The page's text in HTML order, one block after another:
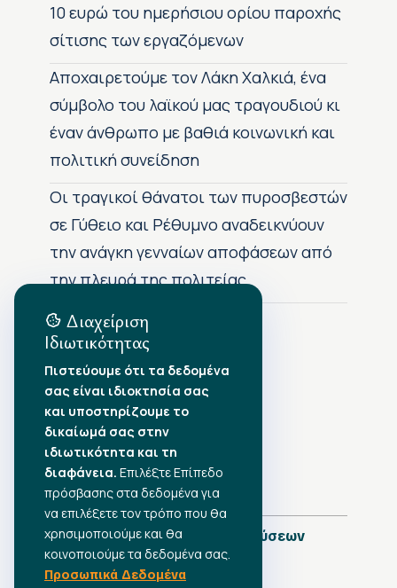
10 ευρώ του ημερήσιου ορίου παροχής
σίτισης των εργαζόμενων
Αποχαιρετούμε τον Λάκη Χαλκιά, ένα
σύμβολο του λαϊκού μας τραγουδιού κι
έναν άνθρωπο με βαθιά κοινωνική και
πολιτική συνείδηση
Οι τραγικοί θάνατοι των πυροσβεστών
σε Γύθειο και Ρέθυμνο αναδεικνύουν
την ανάγκη γενναίων αποφάσεων από
την πλευρά της πολιτείας
Αρχείο Δημοσιεύσεων
•Αύγουστος 2026
•Ιούλιος 2026
•Ιούνιος 2026
•Μάιος 2026
•Απρίλιος 2026
•Μάρτιος 2026
Πλήρες Ημερολόγιο Δημοσιεύσεων
Διαχείριση
Ιδιωτικότητας
Πιστεύουμε ότι τα δεδομένα
σας είναι ιδιοκτησία σας
και υποστηρίζουμε το
δικαίωμά σας στην
ιδιωτικότητα και τη
διαφάνεια. Επιλέξτε Επίπεδο
πρόσβασης στα δεδομένα για
να επιλέξετε τον τρόπο που θα
χρησιμοποιούμε και θα
κοινοποιούμε τα δεδομένα σας.
Προσωπικά Δεδομένα